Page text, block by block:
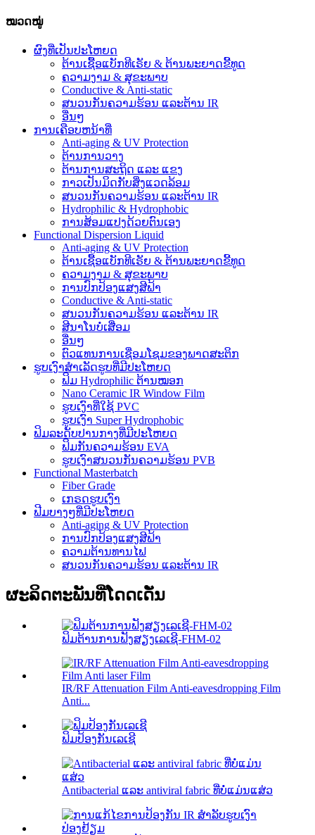
ໝວດໝູ່
ຜົງທີ່ເປັນປະໂຫຍດ
ຕ້ານເຊື້ອແບັກທີເຣັຍ & ຕ້ານພະຍາດຂີ້ທູດ
ຄວາມງາມ & ສຸຂະພາບ
Conductive & Anti-static
ສນວນກັນຄວາມຮ້ອນ ແລະຕ້ານ IR
ອື່ນໆ
ການເຄືອບຫນ້າທີ່
Anti-aging & UV Protection
ຕ້ານການວາງ
ຕ້ານການສະຖິດ ແລະ ແຂງ
ກາວເປັນມິດກັບສິ່ງແວດລ້ອມ
ສນວນກັນຄວາມຮ້ອນ ແລະຕ້ານ IR
Hydrophilic & Hydrophobic
ການສ້ອມແປງດ້ວຍຕົນເອງ
Functional Dispersion Liquid
Anti-aging & UV Protection
ຕ້ານເຊື້ອແບັກທີເຣັຍ & ຕ້ານພະຍາດຂີ້ທູດ
ຄວາມງາມ & ສຸຂະພາບ
ການປົກປ້ອງແສງສີຟ້າ
Conductive & Anti-static
ສນວນກັນຄວາມຮ້ອນ ແລະຕ້ານ IR
ສີນາໂນບໍ່ເສື່ອມ
ອື່ນໆ
ຕົວແທນການເຊື່ອມໂຊມຂອງພາດສະຕິກ
ຮູບເງົາສໍາເລັດຮູບທີ່ມີປະໂຫຍດ
ຟິມ Hydrophilic ຕ້ານໝອກ
Nano Ceramic IR Window Film
ຮູບເງົາທີ່ໃຊ້ PVC
ຮູບເງົາ Super Hydrophobic
ຟິມລະດັບປານກາງທີ່ມີປະໂຫຍດ
ຟິມກັນຄວາມຮ້ອນ EVA
ຮູບເງົາສນວນກັນຄວາມຮ້ອນ PVB
Functional Masterbatch
Fiber Grade
ເກຣດຮູບເງົາ
ຟີມບາງໆທີ່ມີປະໂຫຍດ
Anti-aging & UV Protection
ການປົກປ້ອງແສງສີຟ້າ
ຄວາມຕ້ານທານໄຟ
ສນວນກັນຄວາມຮ້ອນ ແລະຕ້ານ IR
ຜະລິດຕະພັນທີ່ໂດດເດັ່ນ
ຟິມຕ້ານການຟັງສຽງເລເຊີ-FHM-02
IR/RF Attenuation Film Anti-eavesdropping Film
Anti...
ຟິມປ້ອງກັນເລເຊີ
Antibacterial ແລະ antiviral fabric ທີ່ບໍ່ແມ່ນແສ່ວ